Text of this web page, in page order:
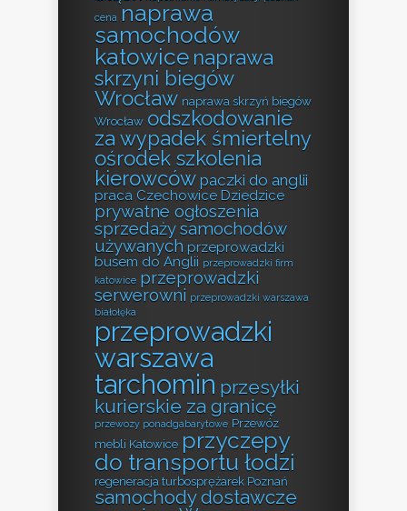
cena naprawa
samochodów
katowice naprawa
skrzyni biegów
Wrocław naprawa skrzyń biegów
Wrocław odszkodowanie
za wypadek śmiertelny
ośrodek szkolenia
kierowców paczki do anglii
praca Czechowice Dziedzice
prywatne ogłoszenia
sprzedaży samochodów
używanych przeprowadzki
busem do Anglii przeprowadzki firm
katowice przeprowadzki
serwerowni przeprowadzki warszawa
białołęka
przeprowadzki
warszawa
tarchomin przesyłki
kurierskie za granicę
przewozy ponadgabarytowe Przewóz
mebli Katowice przyczepy
do transportu łodzi
regeneracja turbosprężarek Poznań
samochody dostawcze